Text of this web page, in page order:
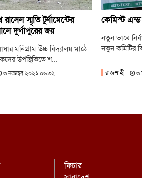
মেহেরপুর সীমান্তে ৫
দিল বিজিবি
স্মৃতি টুর্ণামেন্টের
দুর্গাপুরের জয়
মনিগ্রাম উচ্চ বিদ্যালয় মাঠে
উপস্থিতিতে শ...
৩ নভেম্বর ২০২১ ০৬:৩২
কেমিস্ট এন্ড
নতুন ভাবে
নতুন কমিটির
রাজশাহী ৩
ফিচার